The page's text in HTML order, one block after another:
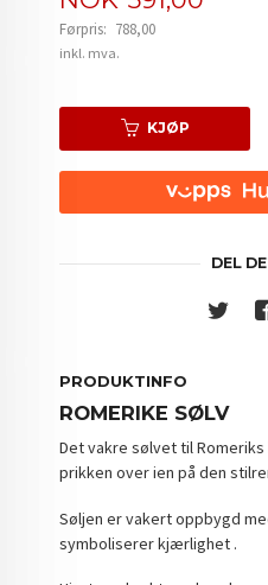
Førpris: 788,00
Rabatt
inkl. mva.
KJØP
DEL
PRODUKTINFO
ROMERIKE SØLV
Det vakre sølvet til
prikken over ien på den
Søljen er vakert oppbygd
symboliserer kjærlighet .